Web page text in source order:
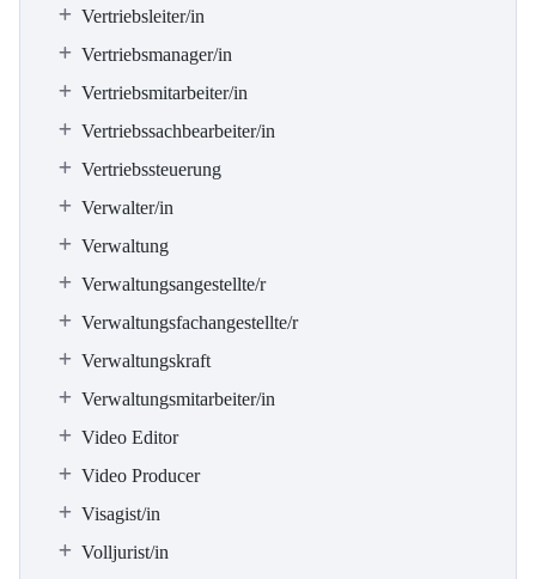
Vertriebsleiter/in
Vertriebsmanager/in
Vertriebsmitarbeiter/in
Vertriebssachbearbeiter/in
Vertriebssteuerung
Verwalter/in
Verwaltung
Verwaltungsangestellte/r
Verwaltungsfachangestellte/r
Verwaltungskraft
Verwaltungsmitarbeiter/in
Video Editor
Video Producer
Visagist/in
Volljurist/in